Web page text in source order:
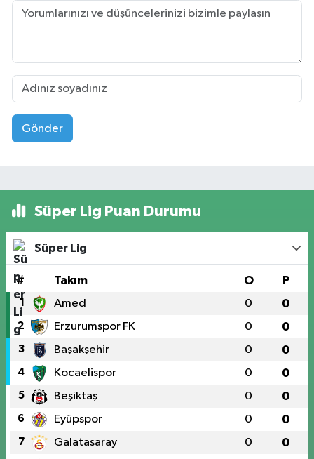
Gönder
Süper Lig Puan Durumu
Süper Lig
# Takım O P
1 Amed 0 0
2 Erzurumspor FK 0 0
3 Başakşehir 0 0
4 Kocaelispor 0 0
5 Beşiktaş 0 0
6 Eyüpspor 0 0
7 Galatasaray 0 0